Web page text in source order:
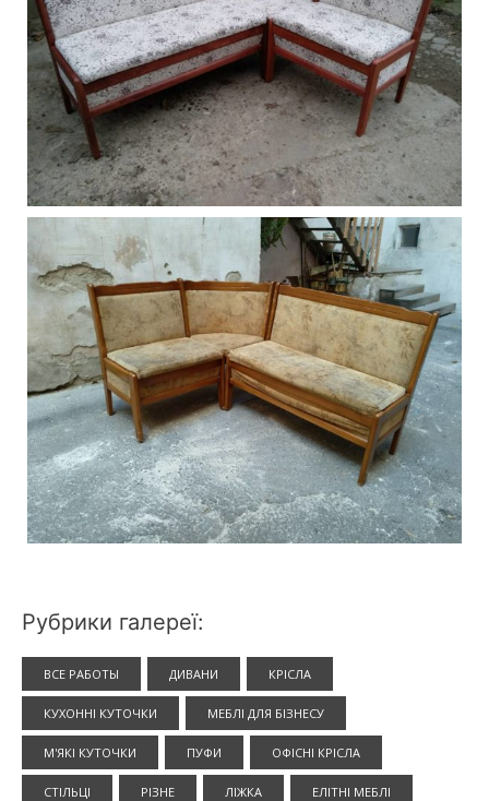
Рубрики галереї:
ВСЕ РАБОТЫ ДИВАНИ КРІСЛА
КУХОННІ КУТОЧКИ МЕБЛІ ДЛЯ БІЗНЕСУ
М'ЯКІ КУТОЧКИ ПУФИ ОФІСНІ КРІСЛА
СТІЛЬЦІ РІЗНЕ ЛІЖКА ЕЛІТНІ МЕБЛІ